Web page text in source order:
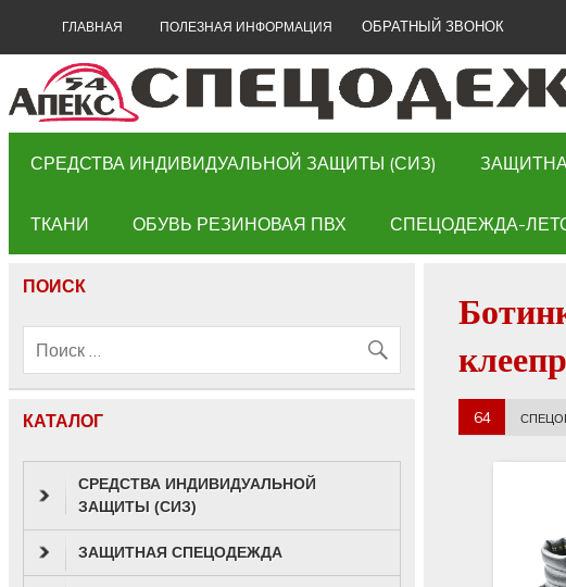
ГЛАВНАЯ ПОЛЕЗНАЯ ИНФОРМАЦИЯ ОБРАТНЫЙ ЗВОНОК
СРЕДСТВА ИНДИВИДУАЛЬНОЙ ЗАЩИТЫ (СИЗ)
ТКАНИ ОБУВЬ РЕЗИНОВАЯ ПВХ СПЕЦОДЕЖДА-
64
ПОИСК
КАТАЛОГ
СРЕДСТВА ИНДИВИДУАЛЬНОЙ
ЗАЩИТЫ (СИЗ)
ЗАЩИТНАЯ СПЕЦОДЕЖДА